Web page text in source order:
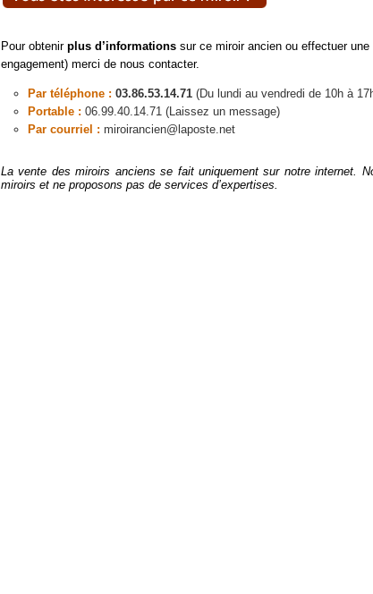
Pour obtenir plus d’informations sur ce miroir ancien ou effectuer une
engagement) merci de nous contacter.
Par téléphone : 03.86.53.14.71 (Du lundi au vendredi de 10h à
Portable : 06.99.40.14.71 (Laissez un message)
Par courriel : miroirancien@laposte.net
La vente des miroirs anciens se fait uniquement sur notre internet.
miroirs et ne proposons pas de services d’expertises.